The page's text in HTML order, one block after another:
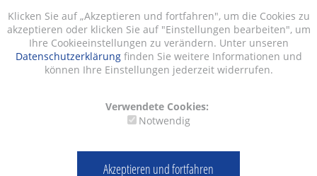
Klicken Sie auf „Akzeptieren und fortfahren", um die Cookies zu
akzeptieren oder klicken Sie auf "Einstellungen bearbeiten", um
Ihre Cookieeinstellungen zu verändern. Unter unseren
Datenschutzerklärungfinden Sie weitere Informationen und
können Ihre Einstellungen jederzeit widerrufen.
Verwendete Cookies:
Notwendig
Akzeptieren und fortfahren